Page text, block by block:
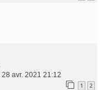
28 avr. 2021 21:12
1 2